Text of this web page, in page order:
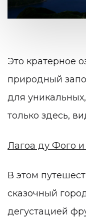
Это кратерное
природный
для
только здесь,
Лагоа ду Фого
В этом
сказочный
дегустацией